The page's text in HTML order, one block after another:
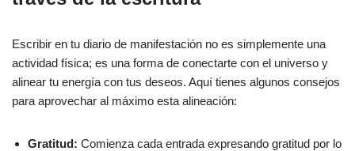
Escribir en tu diario de manifestación no es simplemente una
actividad física; es una forma de conectarte con el universo y
alinear tu energía con tus deseos. Aquí tienes algunos consejos
para aprovechar al máximo esta alineación:
Gratitud: Comienza cada entrada expresando gratitud por lo